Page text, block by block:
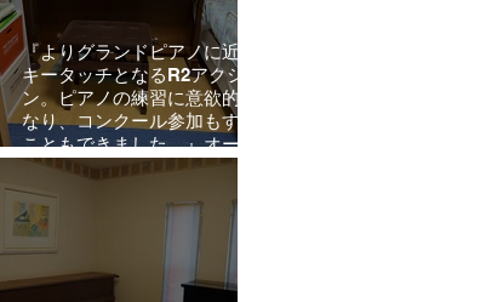
『よりグランドピアノに近い
キータッチとなるR2アクショ
ン。ピアノの練習に意欲的に
なり、コンクール参加もする
こともできました。』オーナ
ーズボイスVol.5